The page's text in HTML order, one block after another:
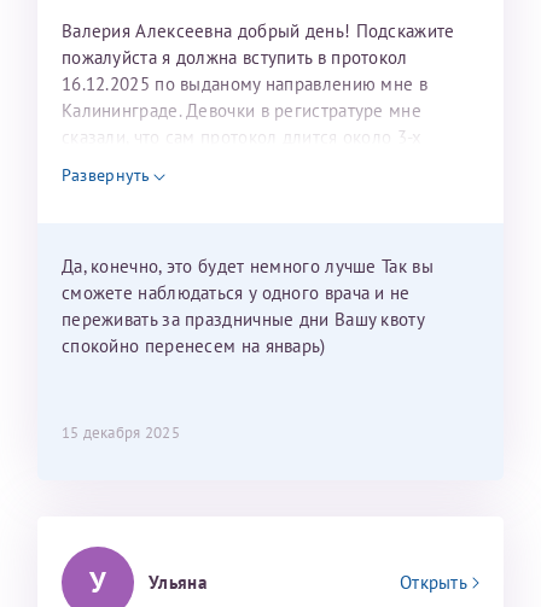
Валерия Алексеевна добрый день! Подскажите
пожалуйста я должна вступить в протокол
16.12.2025 по выданому направлению мне в
Калининграде. Девочки в регистратуре мне
сказали, что сам протокол длится около 3-х
недель и 3 недели я должна находится в Питере.
Можно мне новый год провести в Калининграде и
Развернуть
Да, конечно, это будет немного лучше Так вы
сможете наблюдаться у одного врача и не
переживать за праздничные дни Вашу квоту
спокойно перенесем на январь)
15 декабря 2025
У Ульяна Открыть